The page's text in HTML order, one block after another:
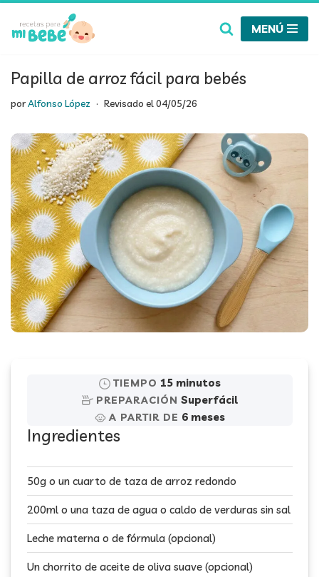
Saltar
contenido
MENÚ
Papilla de arroz fácil para bebés
porAlfonso López Revisado el04/05/26
TIEMPO 15 minutos
PREPARACIÓN Superfácil
A PARTIR DE 6 meses
Ingredientes
50g o un cuarto de taza de arroz redondo
200ml o una taza de agua o caldo de verduras sin sal
Leche materna o de fórmula (opcional)
Un chorrito de aceite de oliva suave (opcional)